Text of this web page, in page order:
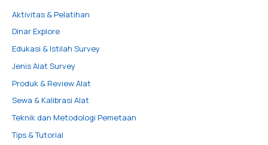
Aktivitas & Pelatihan
Dinar Explore
Edukasi & Istilah Survey
Jenis Alat Survey
Produk & Review Alat
Sewa & Kalibrasi Alat
Teknik dan Metodologi Pemetaan
Tips & Tutorial